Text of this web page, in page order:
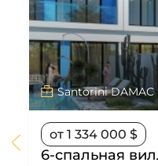
Santorini DAMAC
от 1 334 000 $
6-спальная